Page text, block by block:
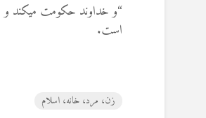
“و خداوند حكومت مي‏كند و
است.
زن، مرد، خانه، اسلام